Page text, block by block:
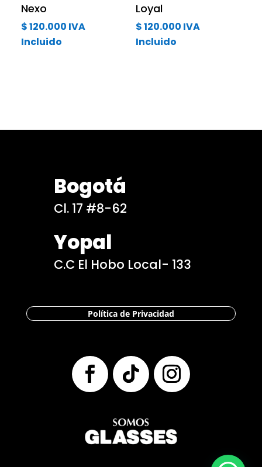
Nexo
$120.000 IVA
Incluido
Loyal
$120.000 IVA
Incluido
Bogotá
Cl. 17 #8-62
Yopal
C.C El Hobo Local- 133
Política de Privacidad